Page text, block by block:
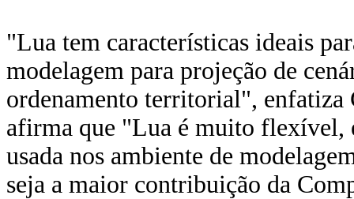
"Lua tem características ideais
modelagem para projeção de
ordenamento territorial",
afirma que "Lua é muito flexível,
usada nos ambiente de
seja a maior contribuição da